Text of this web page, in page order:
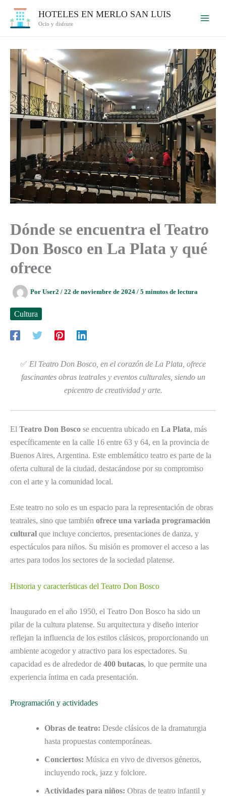
HOTELES EN MERLO SAN LUIS
Ocio y disfrute
Dónde se encuentra el Teatro
Don Bosco en La Plata y qué
ofrece
Por User2 / 22 de noviembre de 2024 / 5 minutos de lectura
Cultura
✅ El Teatro Don Bosco, en el corazón de La Plata, ofrece
fascinantes obras teatrales y eventos culturales, siendo un
epicentro de creatividad y arte.
El Teatro Don Bosco se encuentra ubicado en La Plata, más
específicamente en la calle 16 entre 63 y 64, en la provincia de
Buenos Aires, Argentina. Este emblemático teatro es parte de la
oferta cultural de la ciudad, destacándose por su compromiso
con el arte y la comunidad local.
Este teatro no solo es un espacio para la representación de obras
teatrales, sino que también ofrece una variada programación
cultural que incluye conciertos, presentaciones de danza, y
espectáculos para niños. Su misión es promover el acceso a las
artes para todos los sectores de la sociedad platense.
Historia y características del Teatro Don Bosco
Inaugurado en el año 1950, el Teatro Don Bosco ha sido un
pilar de la cultura platense. Su arquitectura y diseño interior
reflejan la influencia de los estilos clásicos, proporcionando un
ambiente acogedor y atractivo para los espectadores. Su
capacidad es de alrededor de 400 butacas, lo que permite una
experiencia íntima en cada presentación.
Programación y actividades
Obras de teatro: Desde clásicos de la dramaturgia
hasta propuestas contemporáneas.
Conciertos: Música en vivo de diversos géneros,
incluyendo rock, jazz y folclore.
Actividades para niños: Obras de teatro infantil y